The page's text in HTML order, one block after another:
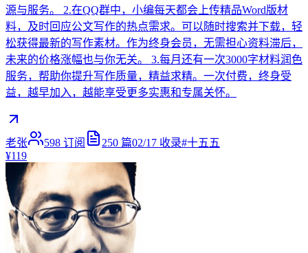
源与服务。 2.在QQ群中，小编每天都会上传精品Word版材
料，及时回应公文写作的热点需求。可以随时搜索并下载，轻
松获得最新的写作素材。作为终身会员，无需担心资料滞后，
未来的价格涨幅也与你无关。 3.每月还有一次3000字材料润色
服务，帮助你提升写作质量，精益求精。一次付费，终身受
益，越早加入，越能享受更多实惠和专属关怀。
老张 598 订阅 250 篇02/17 收录#十五五
¥119